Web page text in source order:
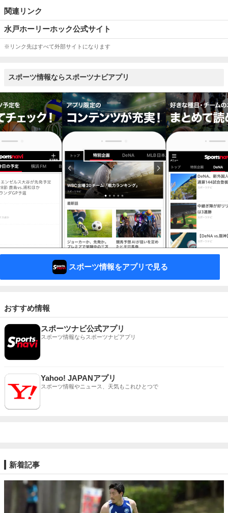
関連リンク
水戸ホーリーホック公式サイト
※リンク先はすべて外部サイトになります
スポーツ情報ならスポーツナビアプリ
スポーツ情報をアプリで見る
おすすめ情報
スポーツナビ公式アプリ
スポーツ情報ならスポーツナビアプリ
Yahoo! JAPANアプリ
スポーツ情報やニュース、天気もこれひとつで
新着記事